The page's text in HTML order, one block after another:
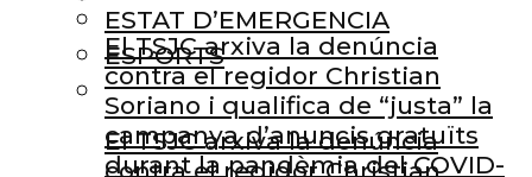
El TSJC arxiva la denúncia
contra el regidor Christian
Soriano i qualifica de “justa” la
campanya d’anuncis gratuïts
durant la pandèmia del COVID-
ESTAT D’EMERGENCIA
ESPORTS
El TSJC arxiva la denúncia
contra el regidor Christian